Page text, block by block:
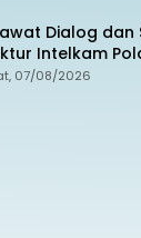
Dialog dan
Intelkam
Temui Pengurus
07/08/2026